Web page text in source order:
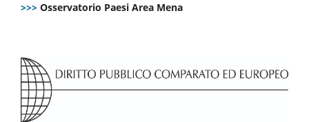
>>> Osservatorio Paesi Area Mena